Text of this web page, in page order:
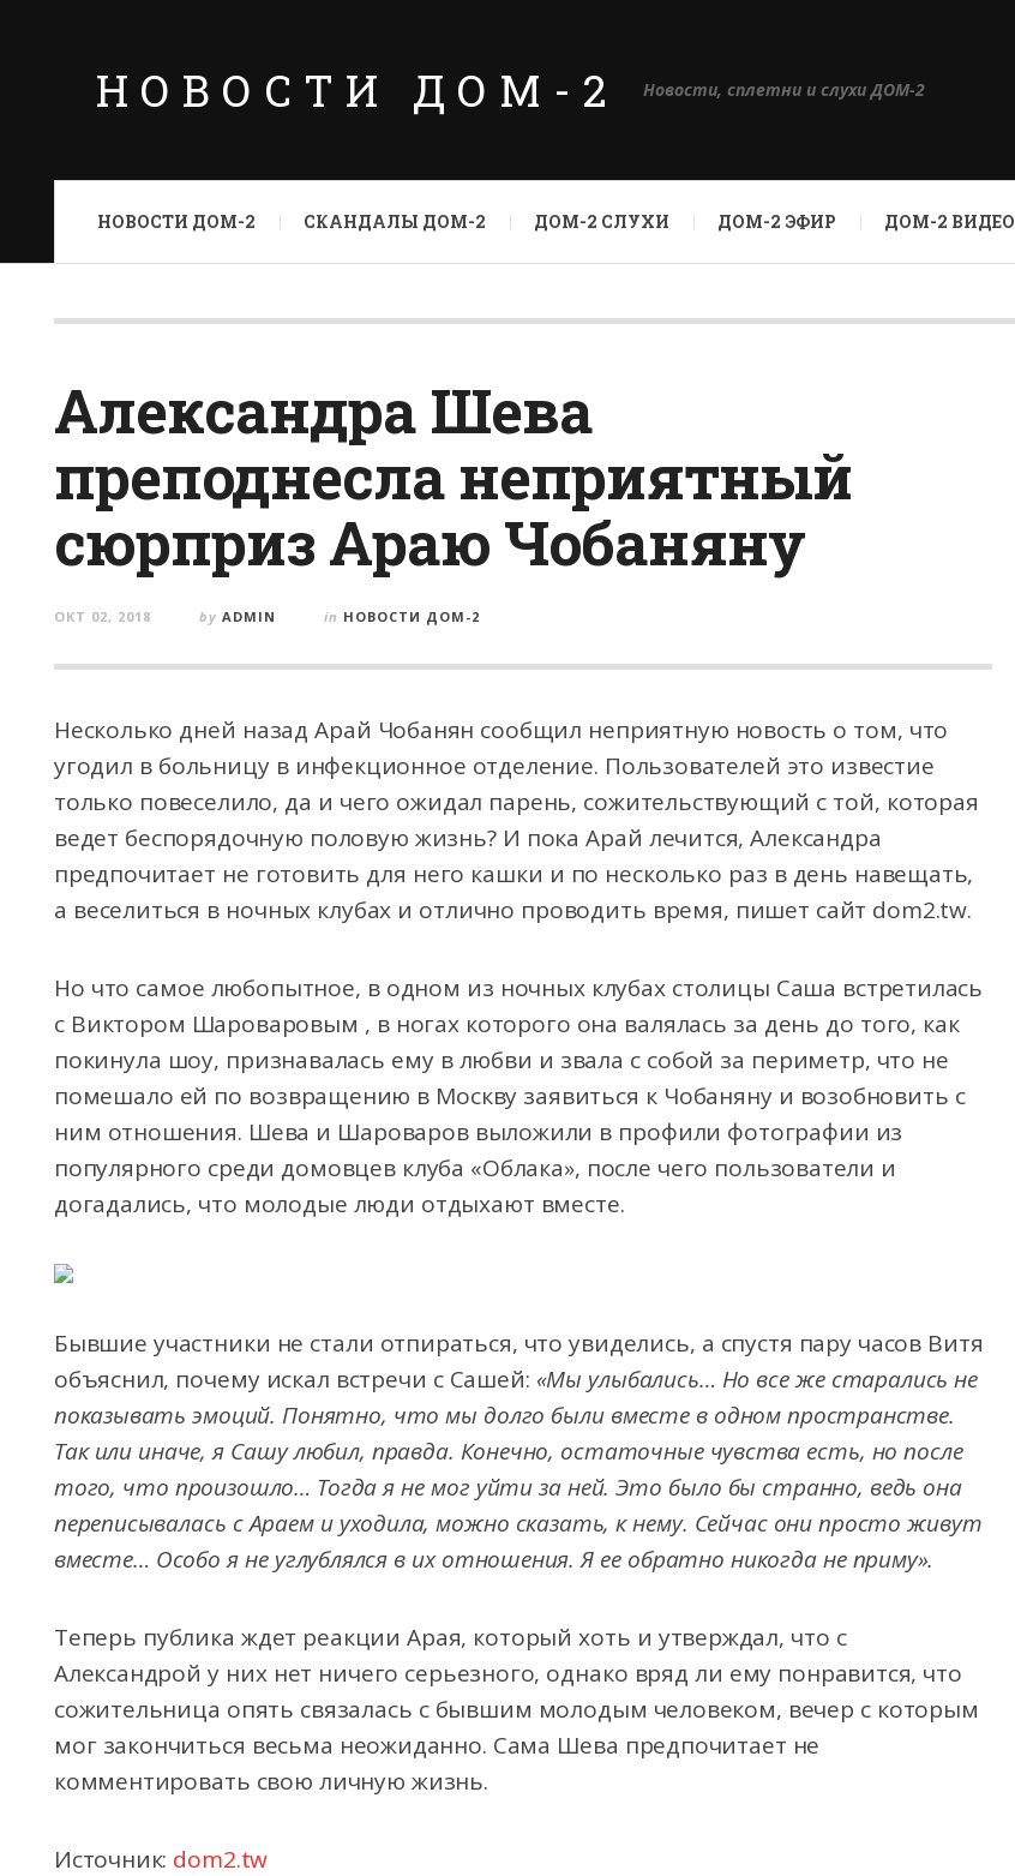
НОВОСТИ ДОМ-2 Новости, сплетни и слухи ДОМ-2
НОВОСТИ ДОМ-2 СКАНДАЛЫ ДОМ-2 ДОМ-2 СЛУХИ ДОМ-2 ЭФИР ДОМ-2 ВИДЕО
Александра Шева
преподнесла неприятный
сюрприз Араю Чобаняну
ОКТ 02, 2018 by ADMIN in НОВОСТИ ДОМ-2
Несколько дней назад Арай Чобанян сообщил неприятную новость о том, что
угодил в больницу в инфекционное отделение. Пользователей это известие
только повеселило, да и чего ожидал парень, сожительствующий с той, которая
ведет беспорядочную половую жизнь? И пока Арай лечится, Александра
предпочитает не готовить для него кашки и по несколько раз в день навещать,
а веселиться в ночных клубах и отлично проводить время, пишет сайт dom2.tw.
Но что самое любопытное, в одном из ночных клубах столицы Саша встретилась
с Виктором Шароваровым , в ногах которого она валялась за день до того, как
покинула шоу, признавалась ему в любви и звала с собой за периметр, что не
помешало ей по возвращению в Москву заявиться к Чобаняну и возобновить с
ним отношения. Шева и Шароваров выложили в профили фотографии из
популярного среди домовцев клуба «Облака», после чего пользователи и
догадались, что молодые люди отдыхают вместе.
Бывшие участники не стали отпираться, что увиделись, а спустя пару часов Витя
объяснил, почему искал встречи с Сашей: «Мы улыбались… Но все же старались не
показывать эмоций. Понятно, что мы долго были вместе в одном пространстве.
Так или иначе, я Сашу любил, правда. Конечно, остаточные чувства есть, но после
того, что произошло… Тогда я не мог уйти за ней. Это было бы странно, ведь она
переписывалась с Араем и уходила, можно сказать, к нему. Сейчас они просто живут
вместе… Особо я не углублялся в их отношения. Я ее обратно никогда не приму».
Теперь публика ждет реакции Арая, который хоть и утверждал, что с
Александрой у них нет ничего серьезного, однако вряд ли ему понравится, что
сожительница опять связалась с бывшим молодым человеком, вечер с которым
мог закончиться весьма неожиданно. Сама Шева предпочитает не
комментировать свою личную жизнь.
Источник: dom2.tw